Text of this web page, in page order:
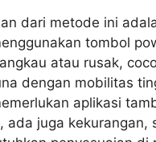
dari metode ini
tombol
atau rusak,
dengan mobilitas
aplikasi
ada juga kekurangan,